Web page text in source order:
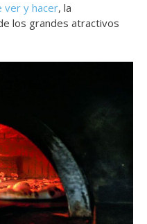
ver y hacer, la
los grandes atractivos